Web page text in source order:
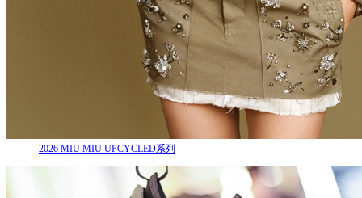
2026 MIU MIU UPCYCLED系列